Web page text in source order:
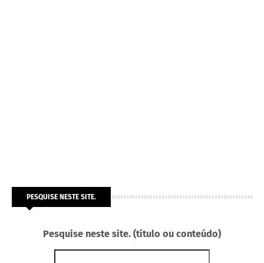
PESQUISE NESTE SITE.
Pesquise neste site. (título ou conteúdo)